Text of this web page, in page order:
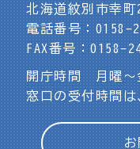
北海道紋別市幸町
電話番号：0158-
FAX番号：0158-
開庁時間 月曜～
窓口の受付時間